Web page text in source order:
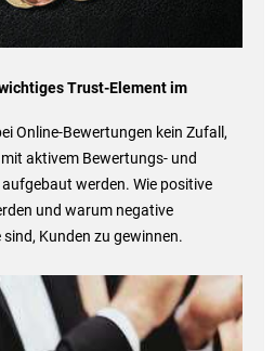
Trust-Element im
Online-Bewertungen kein Zufall,
aktivem Bewertungs- und
werden. Wie positive
und warum negative
Kunden zu gewinnen.